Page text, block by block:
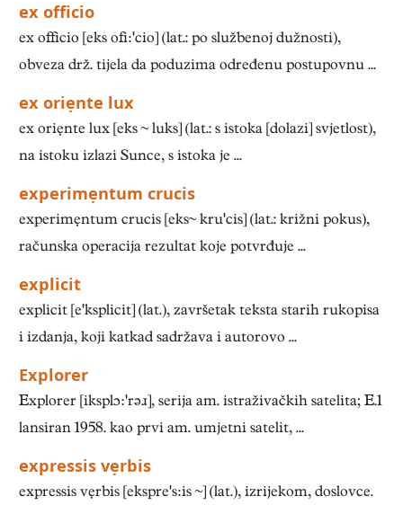
ex officio
ex officio [eks oficio] (lat.: po službenoj dužnosti),
obveza drž. tijela da poduzima određenu postupovnu ...
ex oriẹnte lux
ex oriẹnte lux [eks  luks] (lat.: s istoka [dolazi] svjetlost),
na istoku izlazi Sunce, s istoka je ...
experimẹntum crucis
experimẹntum crucis [eks krucis] (lat.: križni pokus),
računska operacija rezultat koje potvrđuje ...
explicit
explicit [eksplicit] (lat.), završetak teksta starih rukopisa
i izdanja, koji katkad sadržava i autorovo ...
Explorer
Explorer [iksplɔrəɹ], serija am. istraživačkih satelita; E.1
lansiran 1958. kao prvi am. umjetni satelit, ...
expressis vẹrbis
expressis vẹrbis [ekspresis ] (lat.), izrijekom, doslovce.